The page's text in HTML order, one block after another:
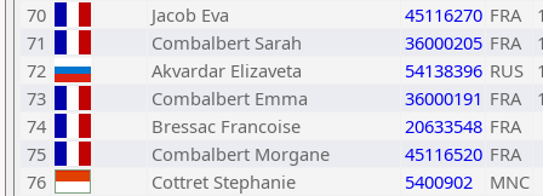
70
Jacob Eva 45116270 FRA
71
Combalbert Sarah 36000205 FRA
72
Akvardar Elizaveta 54138396 RUS
73
Combalbert Emma 36000191 FRA
74
Bressac Francoise 20633548 FRA
75
Combalbert Morgane 45116520 FRA
76
Cottret Stephanie 5400902
MNC